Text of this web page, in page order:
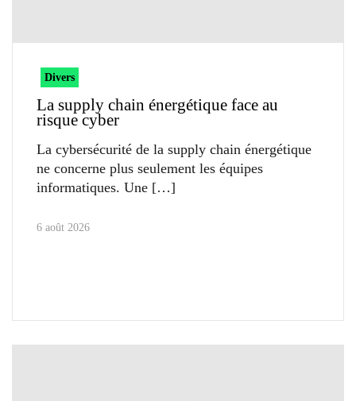
Divers
La supply chain énergétique face au
risque cyber
La cybersécurité de la supply chain énergétique
ne concerne plus seulement les équipes
informatiques. Une
6 août 2026